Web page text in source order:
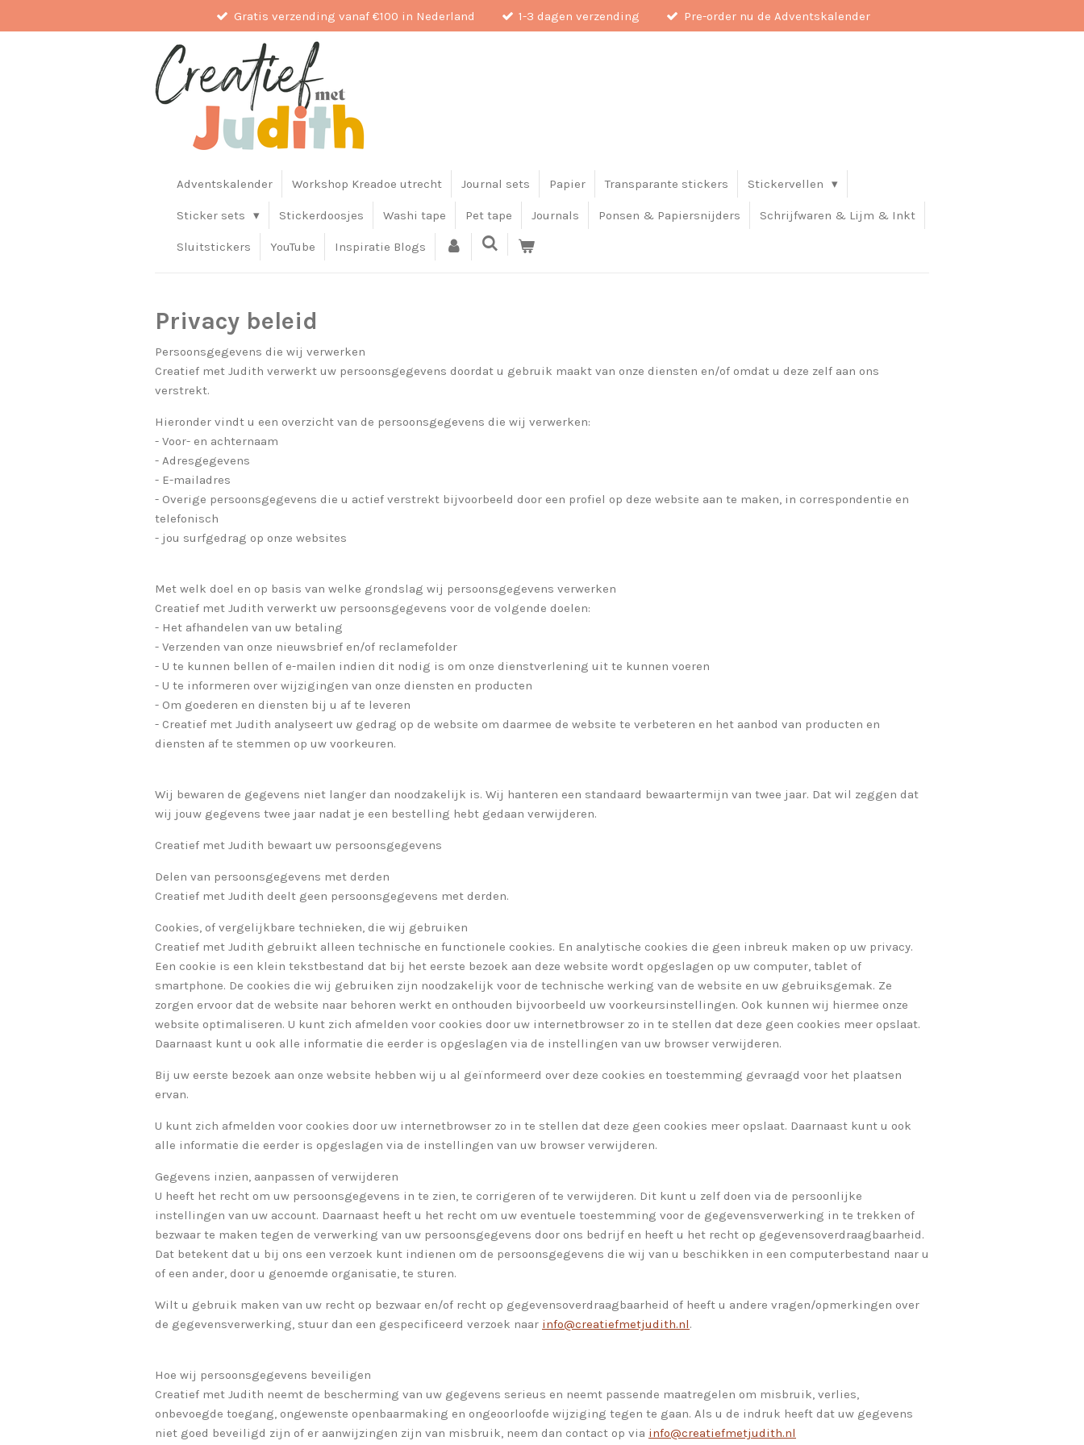
direct
Gratis verzending vanaf €100 in Nederland 1-3 dagen verzending Pre-order nu de Adventskalender
Adventskalender Workshop Kreadoe utrecht Journal sets Papier Transparante stickers Stickervellen
Sticker sets Stickerdoosjes Washi tape Pet tape Journals Ponsen & Papiersnijders Schrijfwaren & Lijm & Inkt
Sluitstickers YouTube Inspiratie Blogs
Privacy beleid
Persoonsgegevens die wij verwerken
Creatief met Judith verwerkt uw persoonsgegevens doordat u gebruik maakt van onze diensten en/of omdat u deze zelf aan ons
verstrekt.
Hieronder vindt u een overzicht van de persoonsgegevens die wij verwerken:
- Voor- en achternaam
- Adresgegevens
- E-mailadres
- Overige persoonsgegevens die u actief verstrekt bijvoorbeeld door een profiel op deze website aan te maken, in correspondentie en
telefonisch
- jou surfgedrag op onze websites
Met welk doel en op basis van welke grondslag wij persoonsgegevens verwerken
Creatief met Judith verwerkt uw persoonsgegevens voor de volgende doelen:
- Het afhandelen van uw betaling
- Verzenden van onze nieuwsbrief en/of reclamefolder
- U te kunnen bellen of e-mailen indien dit nodig is om onze dienstverlening uit te kunnen voeren
- U te informeren over wijzigingen van onze diensten en producten
- Om goederen en diensten bij u af te leveren
- Creatief met Judith analyseert uw gedrag op de website om daarmee de website te verbeteren en het aanbod van producten en
diensten af te stemmen op uw voorkeuren.
Wij bewaren de gegevens niet langer dan noodzakelijk is. Wij hanteren een standaard bewaartermijn van twee jaar. Dat wil zeggen dat
wij jouw gegevens twee jaar nadat je een bestelling hebt gedaan verwijderen.
Creatief met Judith bewaart uw persoonsgegevens
Delen van persoonsgegevens met derden
Creatief met Judith deelt geen persoonsgegevens met derden.
Cookies, of vergelijkbare technieken, die wij gebruiken
Creatief met Judith gebruikt alleen technische en functionele cookies. En analytische cookies die geen inbreuk maken op uw privacy.
Een cookie is een klein tekstbestand dat bij het eerste bezoek aan deze website wordt opgeslagen op uw computer, tablet of
smartphone. De cookies die wij gebruiken zijn noodzakelijk voor de technische werking van de website en uw gebruiksgemak. Ze
zorgen ervoor dat de website naar behoren werkt en onthouden bijvoorbeeld uw voorkeursinstellingen. Ook kunnen wij hiermee onze
website optimaliseren. U kunt zich afmelden voor cookies door uw internetbrowser zo in te stellen dat deze geen cookies meer opslaat.
Daarnaast kunt u ook alle informatie die eerder is opgeslagen via de instellingen van uw browser verwijderen.
Bij uw eerste bezoek aan onze website hebben wij u al geïnformeerd over deze cookies en toestemming gevraagd voor het plaatsen
ervan.
U kunt zich afmelden voor cookies door uw internetbrowser zo in te stellen dat deze geen cookies meer opslaat. Daarnaast kunt u ook
alle informatie die eerder is opgeslagen via de instellingen van uw browser verwijderen.
Gegevens inzien, aanpassen of verwijderen
U heeft het recht om uw persoonsgegevens in te zien, te corrigeren of te verwijderen. Dit kunt u zelf doen via de persoonlijke
instellingen van uw account. Daarnaast heeft u het recht om uw eventuele toestemming voor de gegevensverwerking in te trekken of
bezwaar te maken tegen de verwerking van uw persoonsgegevens door ons bedrijf en heeft u het recht op gegevensoverdraagbaarheid.
Dat betekent dat u bij ons een verzoek kunt indienen om de persoonsgegevens die wij van u beschikken in een computerbestand naar u
of een ander, door u genoemde organisatie, te sturen.
Wilt u gebruik maken van uw recht op bezwaar en/of recht op gegevensoverdraagbaarheid of heeft u andere vragen/opmerkingen over
de gegevensverwerking, stuur dan een gespecificeerd verzoek naar info@creatiefmetjudith.nl.
Hoe wij persoonsgegevens beveiligen
Creatief met Judith neemt de bescherming van uw gegevens serieus en neemt passende maatregelen om misbruik, verlies,
onbevoegde toegang, ongewenste openbaarmaking en ongeoorloofde wijziging tegen te gaan. Als u de indruk heeft dat uw gegevens
niet goed beveiligd zijn of er aanwijzingen zijn van misbruik, neem dan contact op via info@creatiefmetjudith.nl